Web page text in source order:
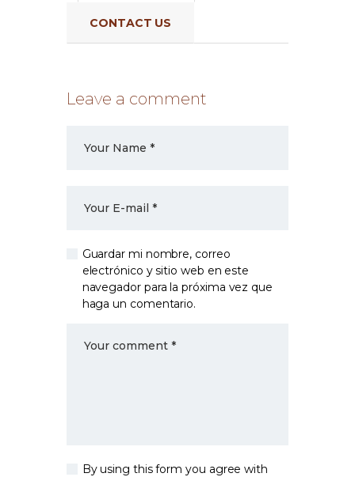
CONTACT US
Leave a comment
Guardar mi nombre, correo
electrónico y sitio web en este
navegador para la próxima vez que
haga un comentario.
By using this form you agree with